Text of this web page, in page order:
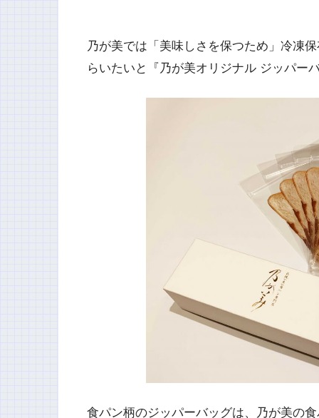
乃が美では「美味しさを保つため」冷凍
らいたいと『乃が美オリジナル ジッパー
食パン柄のジッパーバッグは、乃が美の